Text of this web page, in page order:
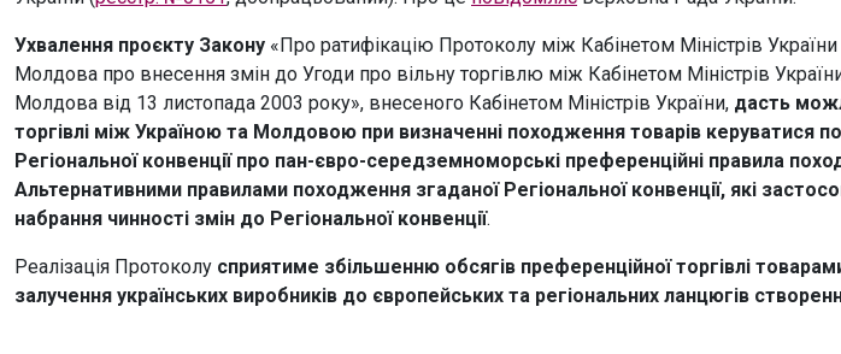
Ухвалення проєкту Закону «Про ратифікацію Протоколу між Кабінетом Міністрів
Молдова про внесення змін до Угоди про вільну торгівлю між Кабінетом Міністрів
Молдова від 13 листопада 2003 року», внесеного Кабінетом Міністрів України, дасть
торгівлі між Україною та Молдовою при визначенні походження товарів керуватися
Регіональної конвенції про пан-євро-середземноморські преференційні правила
Альтернативними правилами походження згаданої Регіональної конвенції, які
набрання чинності змін до Регіональної конвенції.
Реалізація Протоколу сприятиме збільшенню обсягів преференційної торгівлі
залучення українських виробників до європейських та регіональних ланцюгів